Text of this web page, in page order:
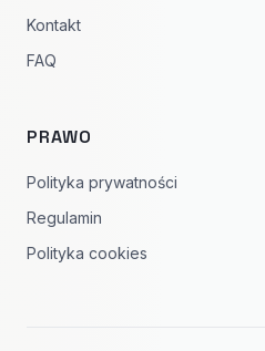
Kontakt
FAQ
PRAWO
Polityka prywatności
Regulamin
Polityka cookies